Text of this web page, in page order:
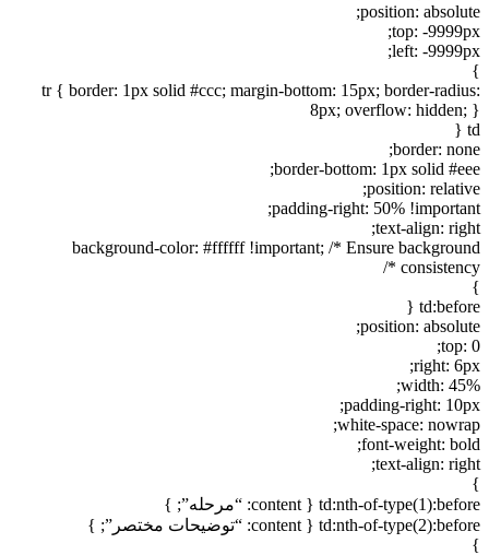
position: absolute;
top: -9999px;
left: -9999px;
}
tr { border: 1px solid #ccc; margin-bottom: 15px; border-radius:
8px; overflow: hidden; }
td {
border: none;
border-bottom: 1px solid #eee;
position: relative;
padding-right: 50% !important;
text-align: right;
background-color: #ffffff !important; /* Ensure background
consistency */
}
td:before {
position: absolute;
top: 0;
right: 6px;
width: 45%;
padding-right: 10px;
white-space: nowrap;
font-weight: bold;
text-align: right;
}
td:nth-of-type(1):before { content: “مرحله”; }
td:nth-of-type(2):before { content: “توضیحات مختصر”; }
}